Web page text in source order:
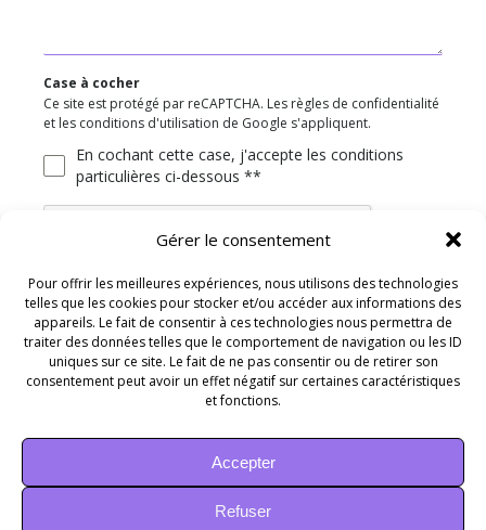
Gérer le consentement
Pour offrir les meilleures expériences, nous utilisons des technologies
telles que les cookies pour stocker et/ou accéder aux informations des
appareils. Le fait de consentir à ces technologies nous permettra de
traiter des données telles que le comportement de navigation ou les ID
uniques sur ce site. Le fait de ne pas consentir ou de retirer son
consentement peut avoir un effet négatif sur certaines caractéristiques
et fonctions.
Accepter
Refuser
Case à cocher
Ce site est protégé par reCAPTCHA. Les règles de confidentialité
et les conditions d'utilisation de Google s'appliquent.
En cochant cette case, j'accepte les conditions
particulières ci-dessous **
ENVOYER